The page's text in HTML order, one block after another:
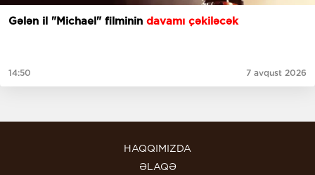
Gələn il "Michael" filminin davamı çəkiləcək
14:50 7 avqust 2026
HAQQIMIZDA
ƏLAQƏ